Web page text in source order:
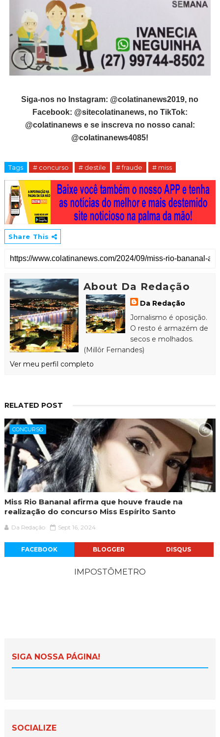
Siga-nos no Instagram: @colatinanews2019, no
Facebook: @sitecolatinanews, no TikTok:
@colatinanews e se inscreva no nosso canal:
@colatinanews4085!
Tags # concurso # destile # fraude # miss
Share This
About Da Redação
Da Redação
Jornalismo é oposição.
O resto é armazém de
secos e molhados.
(Millôr Fernandes)
Ver meu perfil completo
RELATED POST
CONCURSO
Miss Rio Bananal afirma que houve fraude na
realização do concurso Miss Espírito Santo
Da Redação Sept 16, 2024
FACEBOOK BLOGGER DISQUS
IMPOSTÔMETRO
SIGA NOSSA PÁGINA!
SOCIALIZE